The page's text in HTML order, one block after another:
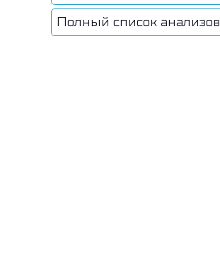
Полный список анализов